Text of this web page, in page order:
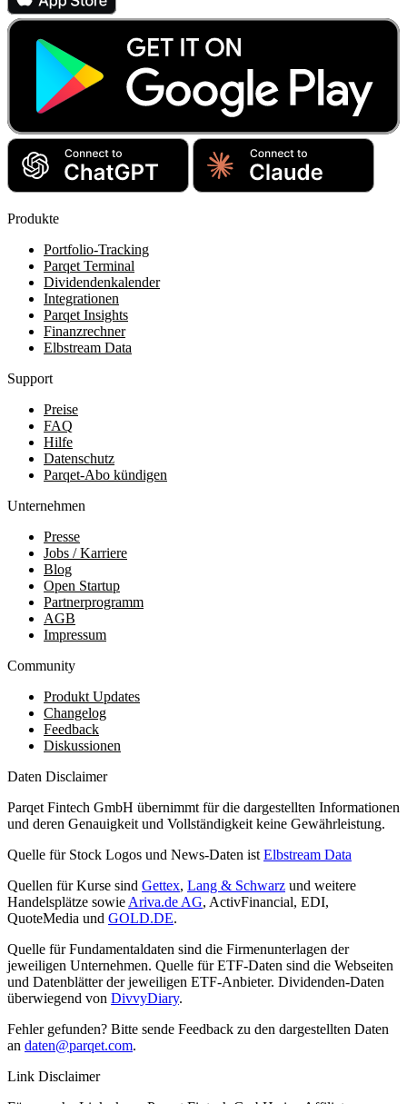
Produkte
Portfolio-Tracking
Parqet Terminal
Dividendenkalender
Integrationen
Parqet Insights
Finanzrechner
Elbstream Data
Support
Preise
FAQ
Hilfe
Datenschutz
Parqet-Abo kündigen
Unternehmen
Presse
Jobs / Karriere
Blog
Open Startup
Partnerprogramm
AGB
Impressum
Community
Produkt Updates
Changelog
Feedback
Diskussionen
Daten Disclaimer
Parqet Fintech GmbH übernimmt für die dargestellten Informationen
und deren Genauigkeit und Vollständigkeit keine Gewährleistung.
Quelle für Stock Logos und News-Daten ist Elbstream Data
Quellen für Kurse sind Gettex, Lang & Schwarz und weitere
Handelsplätze sowie Ariva.de AG, ActivFinancial, EDI,
QuoteMedia und GOLD.DE.
Quelle für Fundamentaldaten sind die Firmenunterlagen der
jeweiligen Unternehmen. Quelle für ETF-Daten sind die Webseiten
und Datenblätter der jeweiligen ETF-Anbieter. Dividenden-Daten
überwiegend von DivvyDiary.
Fehler gefunden? Bitte sende Feedback zu den dargestellten Daten
an daten@parqet.com.
Link Disclaimer